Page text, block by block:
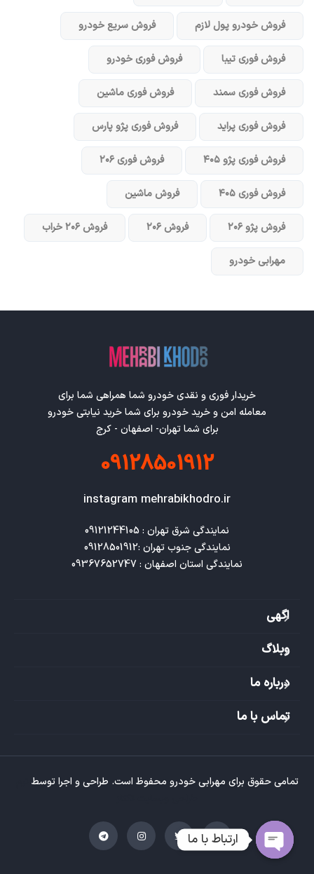
فروش خودرو پول لازم فروش سریع خودرو
فروش فوری تیبا فروش فوری خودرو
فروش فوری سمند فروش فوری ماشین
فروش فوری پراید فروش فوری پژو پارس
فروش فوری پژو ۴۰۵ فروش فوری ۲۰۶
فروش فوری ۴۰۵ فروش ماشین
فروش پژو ۲۰۶ فروش ۲۰۶ فروش ۲۰۶ خراب
مهرابی خودرو
خریدار فوری و نقدی خودرو شما همراهی شما برای
معامله امن و خرید خودرو برای شما خرید نیابتی خودرو
برای شما تهران- اصفهان - کرج
09128501912
instagram mehrabikhodro.ir
نمایندگی استان اصفهان : 09367652747
اگهی
وبلاگ
درباره ما
تماس با ما
تمامی حقوق برای مهرابی خودرو محفوظ است. طراحی و اجرا توسط
ارتباط با ما